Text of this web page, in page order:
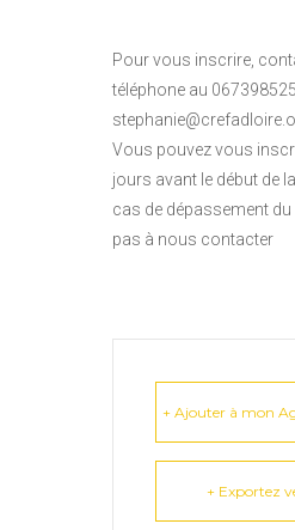
Pour vous inscrire,
téléphone au
Vous pouvez vous
jours avant le début de
cas de dépassement du
pas à nous contacter
+ Ajouter à mon
+ Exportez